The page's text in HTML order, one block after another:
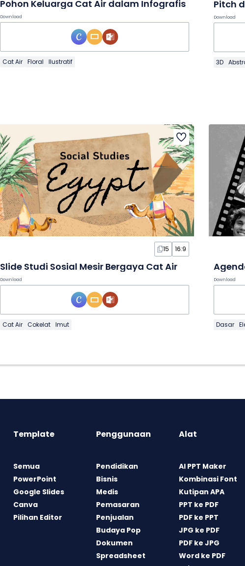
Pohon Keluarga Cat Air dalam Infografis
Download
Cat Air Floral Ilustratif
Download
3D
15 16:9
Slide Studi Sosial Mesir Bergaya Cat Air
Download
Cat Air Cokelat Imut
Download
Dasar
Template
Semua
PowerPoint
Google Slides
Canva
Pilihan Editor
Penggunaan
Pendidikan
Bisnis
Medis
Pemasaran
Penjualan
Budaya Pop
Dokumen
Spreadsheet
Alat
AI PPT Maker
Kombinasi Font
Kutipan APA
PPT ke PDF
PDF ke PPT
JPG ke PDF
PDF ke JPG
Word ke PDF